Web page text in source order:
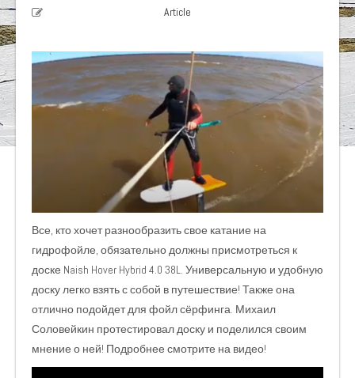
Article
Все, кто хочет разнообразить свое катание на
гидрофойле, обязательно должны присмотреться к
доске Naish Hover Hybrid 4.0 38L. Универсальную и удобную
доску легко взять с собой в путешествие! Также она
отлично подойдет для фойл сёрфинга. Михаил
Соловейкин протестировал доску и поделился своим
мнение о ней! Подробнее смотрите на видео!